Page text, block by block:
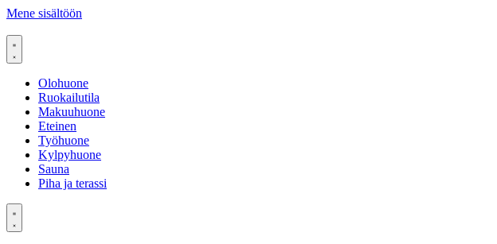
Mene sisältöön
Olohuone
Ruokailutila
Makuuhuone
Eteinen
Työhuone
Kylpyhuone
Sauna
Piha ja terassi